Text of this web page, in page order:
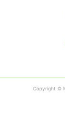
Copyright ©